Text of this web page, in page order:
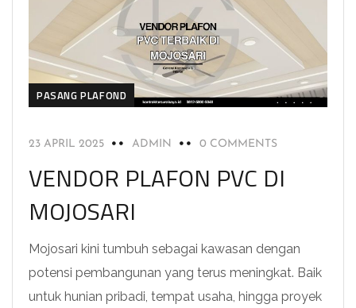
PASANG PLAFOND
23 APRIL 2025 ADMIN 0 COMMENTS
VENDOR PLAFON PVC DI
MOJOSARI
Mojosari kini tumbuh sebagai kawasan dengan
potensi pembangunan yang terus meningkat. Baik
untuk hunian pribadi, tempat usaha, hingga proyek